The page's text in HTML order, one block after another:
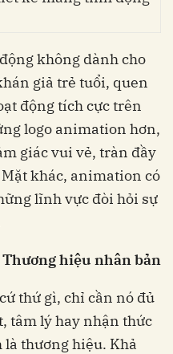
không dành cho
giả trẻ tuổi, quen
động tích cực trên
logo animation hơn,
giác vui vẻ, tràn đầy
Mặt khác, animation có
lĩnh vực đòi hỏi sự
Thương hiệu nhân bản
thứ gì, chỉ cần nó đủ
tâm lý hay nhận thức
thương hiệu. Khả